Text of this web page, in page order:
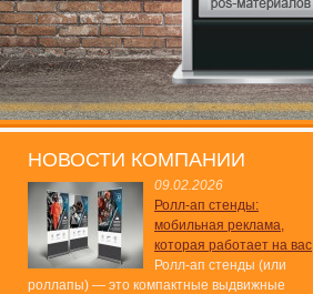
НОВОСТИ КОМПАНИИ
09.02.2026
Ролл-ап стенды:
мобильная реклама,
которая работает на вас
Ролл-ап стенды (или
роллапы) — это компактные выдвижные